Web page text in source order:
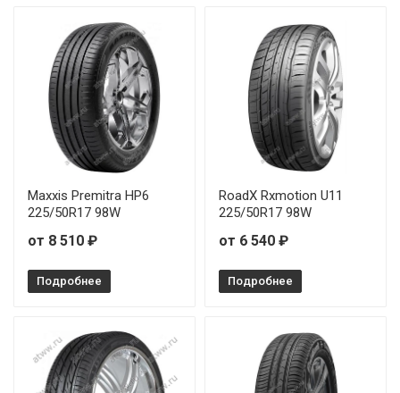
Maxxis Premitra HP6
225/50R17 98W
от 8 510 ₽
Подробнее
RoadX Rxmotion U11
225/50R17 98W
от 6 540 ₽
Подробнее